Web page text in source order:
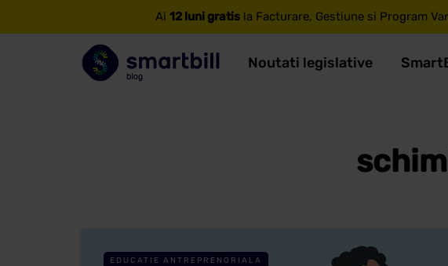
Ai 12 luni gratis la Facturare, Gestiune si Program
Noutati legislative
EDUCATIE ANTREPRENORIALA